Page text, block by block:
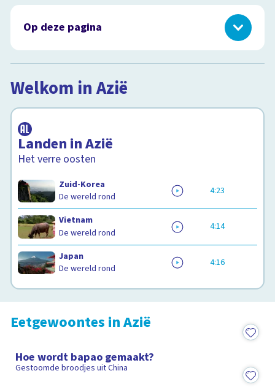
Op deze pagina
Feestdagen in Azië
Aziatische cultuur
Klimaat in Azië
Aziatische sporten
Welkom in Azië
Landen in Azië
Het verre oosten
Afspeellijst
8items
Zuid-Korea
De wereld rond
4:23
Vietnam
De wereld rond
4:14
Japan
De wereld rond
4:16
Eetgewoontes in Azië
Hoe wordt bapao gemaakt?
Gestoomde broodjes uit China